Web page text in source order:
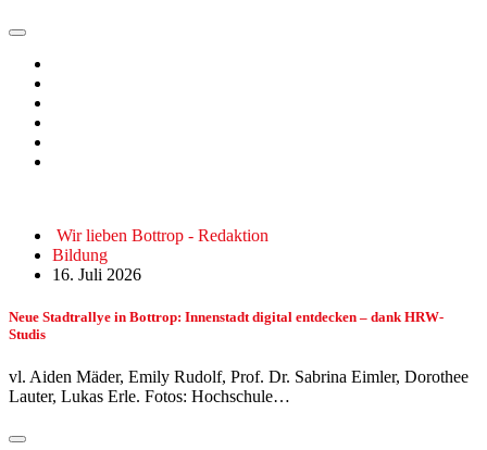
Wir lieben Bottrop - Redaktion
Bildung
16. Juli 2026
Neue Stadtrallye in Bottrop: Innenstadt digital entdecken – dank HRW-
Studis
vl. Aiden Mäder, Emily Rudolf, Prof. Dr. Sabrina Eimler, Dorothee
Lauter, Lukas Erle. Fotos: Hochschule…